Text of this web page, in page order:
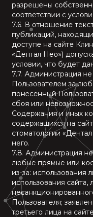
разрешены
соответствии с
7.6. В отношение
публикаций,
доступе на сайте
«Дентал Нео»)
условии, что будет
7.7. Администрация
Пользователем за
понесенный
сбоя или
Содержания и иных
содержащихся на
стоматологии
него.
7.8. Администрация
любые прямые или
из-за: использования
использования сайта,
Пользователя;
третьего лица на